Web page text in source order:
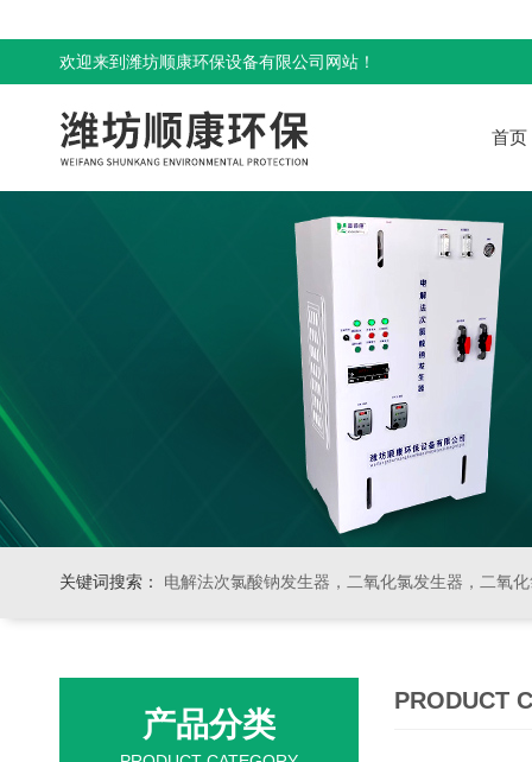
欢迎来到潍坊顺康环保设备有限公司网站！
首页
关键词搜索： 电解法次氯酸钠发生器，二氧化氯发生器，二氧化氯投加器，缓释消毒器
产品分类
PRODUCT